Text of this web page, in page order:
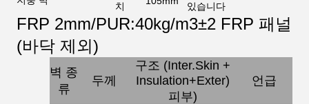
치
있습니다
FRP 2mm/PUR:40kg/m3±2 FRP 패널
(바닥 제외)
벽 종
류
두께
구조 (Inter.Skin +
Insulation+Exter)
피부)
언급